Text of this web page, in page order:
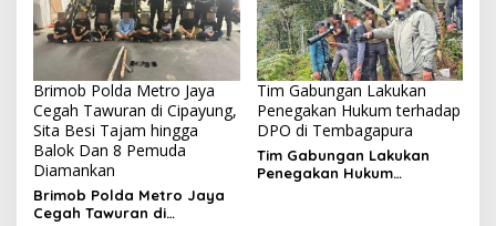
Brimob Polda Metro Jaya
Cegah Tawuran di Cipayung,
Sita Besi Tajam hingga
Balok Dan 8 Pemuda
Diamankan
Brimob Polda Metro Jaya
Cegah Tawuran di
Tim Gabungan Lakukan
Penegakan Hukum terhadap
DPO di Tembagapura
Tim Gabungan Lakukan
Penegakan Hukum